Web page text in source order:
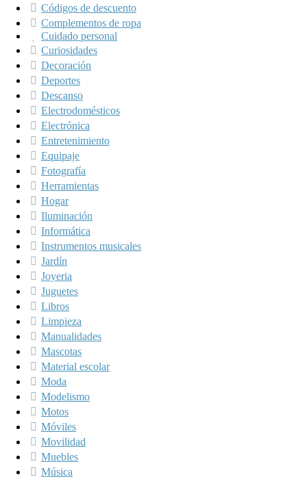
Códigos de descuento
Complementos de ropa
Cuidado personal
Curiosidades
Decoración
Deportes
Descanso
Electrodomésticos
Electrónica
Entretenimiento
Equipaje
Fotografía
Herramientas
Hogar
Iluminación
Informática
Instrumentos musicales
Jardín
Joyeria
Juguetes
Libros
Limpieza
Manualidades
Mascotas
Material escolar
Moda
Modelismo
Motos
Móviles
Movilidad
Muebles
Música